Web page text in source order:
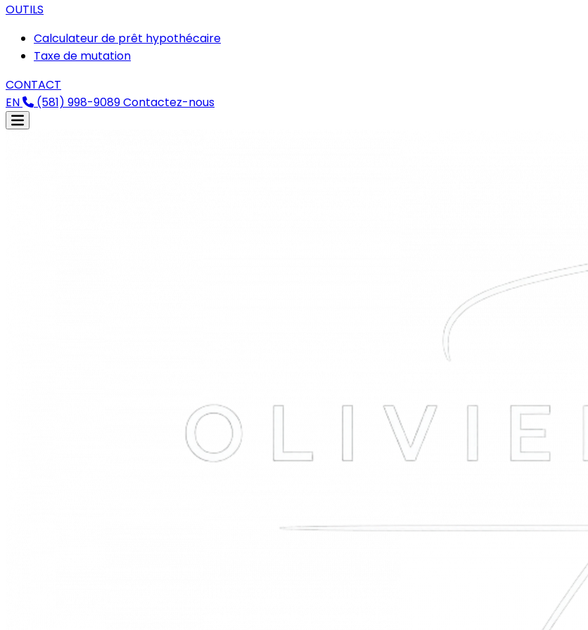
OUTILS
Calculateur de prêt hypothécaire
Taxe de mutation
CONTACT
EN
(581) 998-9089Contactez-nous